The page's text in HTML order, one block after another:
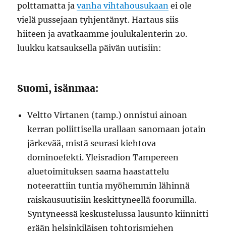
polttamatta javanha vihtahousukaan ei ole
vielä pussejaan tyhjentänyt. Hartaus siis
hiiteen ja avatkaamme joulukalenterin 20.
luukku katsauksella päivän uutisiin:
Suomi, isänmaa:
Veltto Virtanen (tamp.) onnistui ainoan
kerran poliittisella urallaan sanomaan jotain
järkevää, mistä seurasi kiehtova
dominoefekti. Yleisradion Tampereen
aluetoimituksen saama haastattelu
noteerattiin tuntia myöhemmin lähinnä
raiskausuutisiin keskittyneellä foorumilla.
Syntyneessä keskustelussa lausunto kiinnitti
erään helsinkiläisen tohtorismiehen